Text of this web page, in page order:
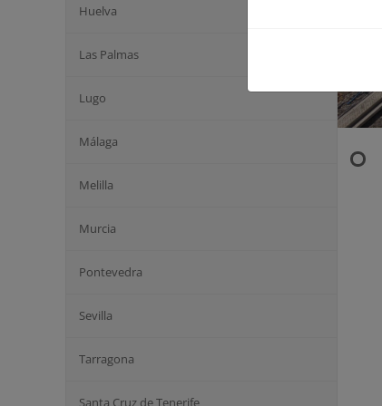
Huelva
Las Palmas
Lugo
Málaga
Melilla
Murcia
Pontevedra
Sevilla
Tarragona
Santa Cruz de Tenerife